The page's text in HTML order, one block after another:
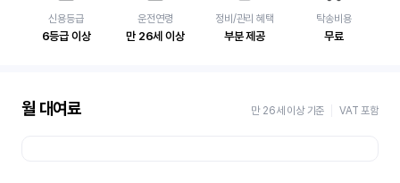
신용등급
6등급 이상
운전연령
만 26세 이상
정비/관리 혜택
부분 제공
탁송비용
무료
월 대여료 만 26세 이상 기준 VAT 포함